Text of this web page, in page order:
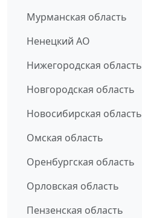
Мурманская область
Ненецкий АО
Нижегородская область
Новгородская область
Новосибирская область
Омская область
Оренбургская область
Орловская область
Пензенская область